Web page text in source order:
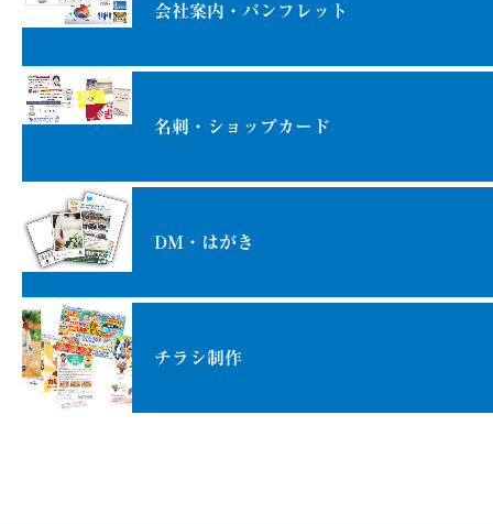
会社案内・パンフレット
名刺・ショップカード
DM・はがき
チラシ制作